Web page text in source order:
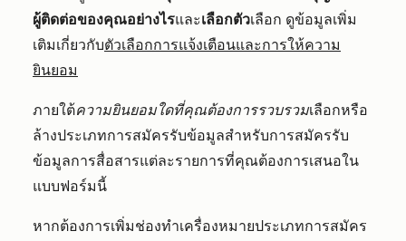
ผู้ติดต่อของคุณอย่างไรและเลือกตัวเลือก ดูข้อมูลเพิ่ม
เติมเกี่ยวกับตัวเลือกการแจ้งเตือนและการให้ความ
ยินยอม
ภายใต้ความยินยอมใดที่คุณต้องการรวบรวมเลือกหรือ
ล้างประเภทการสมัครรับข้อมูลสำหรับการสมัครรับ
ข้อมูลการสื่อสารแต่ละรายการที่คุณต้องการเสนอใน
แบบฟอร์มนี้
หากต้องการเพิ่มช่องทำเครื่องหมายประเภทการสมัคร